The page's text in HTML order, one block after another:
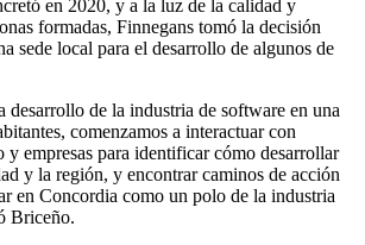
en 2020, y a la luz de la calidad y
formadas, Finnegans tomó la decisión
sede local para el desarrollo de algunos de
desarrollo de la industria de software en una
comenzamos a interactuar con
y empresas para identificar cómo desarrollar
y la región, y encontrar caminos de acción
en Concordia como un polo de la industria
Briceño.